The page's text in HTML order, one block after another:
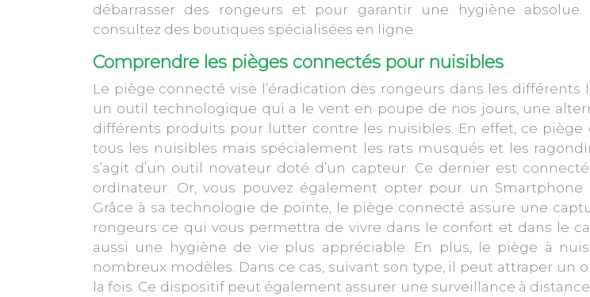
débarrasser des rongeurs et pour garantir une hygiène absolue.
consultez des boutiques spécialisées en ligne.
Comprendre les pièges connectés pour nuisibles
Le piège connectévise l’éradication des rongeurs dans les différents
un outil technologique qui a le vent en poupe de nos jours, une
différents produits pour lutter contre les nuisibles. En effet, ce
tous les nuisibles mais spécialement les rats musqués et les
s’agit d’un outil novateur doté d’un capteur. Ce dernier est
ordinateur. Or, vous pouvez également opter pour un
Grâce à sa technologie de pointe, le piège connecté assure une
rongeurs ce qui vous permettra de vivre dans le confort et dans le
aussi une hygiène de vie plus appréciable. En plus, le piège à
nombreux modèles. Dans ce cas, suivant son type, il peut attraper un
la fois. Ce dispositif peut également assurer une surveillance à